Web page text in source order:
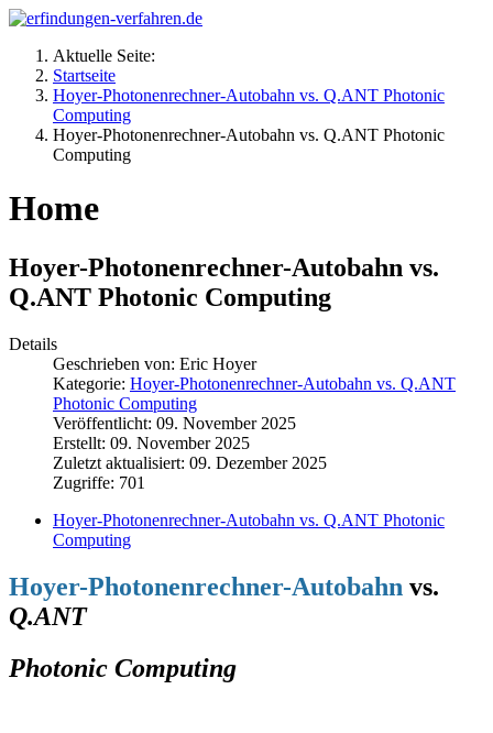
Aktuelle Seite:
Startseite
Hoyer-Photonenrechner-Autobahn vs. Q.ANT Photonic
Computing
Hoyer-Photonenrechner-Autobahn vs. Q.ANT Photonic
Computing
Home
Hoyer-Photonenrechner-Autobahn vs.
Q.ANT Photonic Computing
Details
Geschrieben von: Eric Hoyer
Kategorie: Hoyer-Photonenrechner-Autobahn vs. Q.ANT
Photonic Computing
Veröffentlicht: 09. November 2025
Erstellt: 09. November 2025
Zuletzt aktualisiert: 09. Dezember 2025
Zugriffe: 701
Hoyer-Photonenrechner-Autobahn vs. Q.ANT Photonic
Computing
Hoyer-Photonenrechner-Autobahn vs.
Q.ANT
Photonic Computing